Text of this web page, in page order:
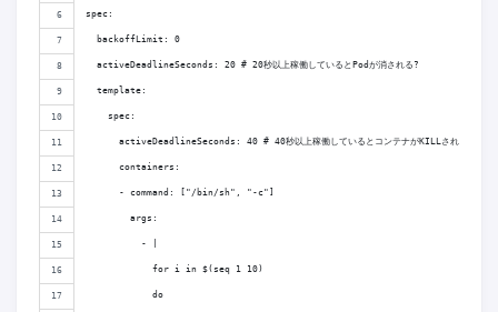
spec:
  backoffLimit: 0
  activeDeadlineSeconds: 20 # 20秒以上稼働しているとPodが消される?
  template:
    spec:
      activeDeadlineSeconds: 40 # 40秒以上稼働しているとコンテナがKILLされる
      containers:
      - command: ["/bin/sh", "-c"]
        args:
          - |
            for i in $(seq 1 10)
            do